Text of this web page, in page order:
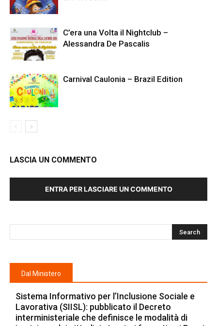
C’era una Volta il Nightclub –
Alessandra De Pascalis
Carnival Caulonia – Brazil Edition
LASCIA UN COMMENTO
ENTRA PER LASCIARE UN COMMENTO
Dal Ministero
Sistema Informativo per l’Inclusione Sociale e
Lavorativa (SIISL): pubblicato il Decreto
interministeriale che definisce le modalità di